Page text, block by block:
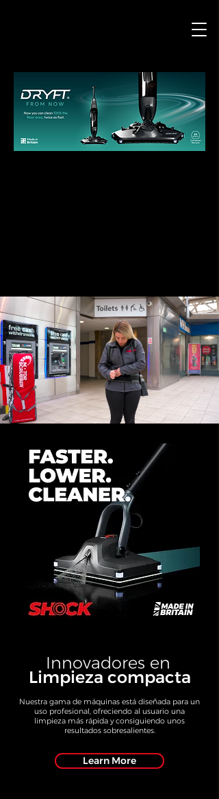
Innovadores en
Limpieza compacta
Nuestra gama de máquinas está diseñada para un
uso profesional, ofreciendo al usuario una
limpieza más rápida y consiguiendo unos
resultados sobresalientes.
Learn More